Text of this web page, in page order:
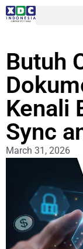
Butuh
Kenali
Sync
March 31, 2026